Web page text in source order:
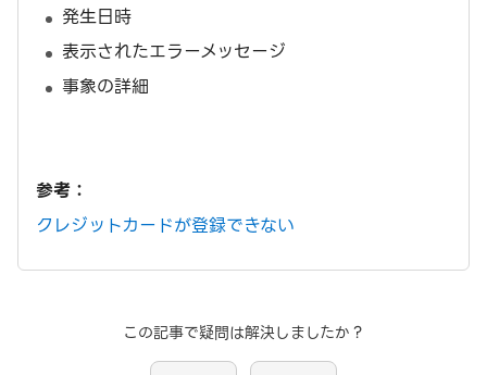
発生日時
表示されたエラーメッセージ
事象の詳細
参考：
クレジットカードが登録できない
この記事で疑問は解決しましたか？